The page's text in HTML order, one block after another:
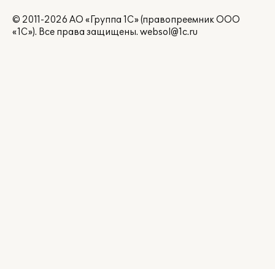
© 2011-2026 АО «Группа 1С» (правопреемник ООО
«1С»). Все права защищены. websol@1c.ru